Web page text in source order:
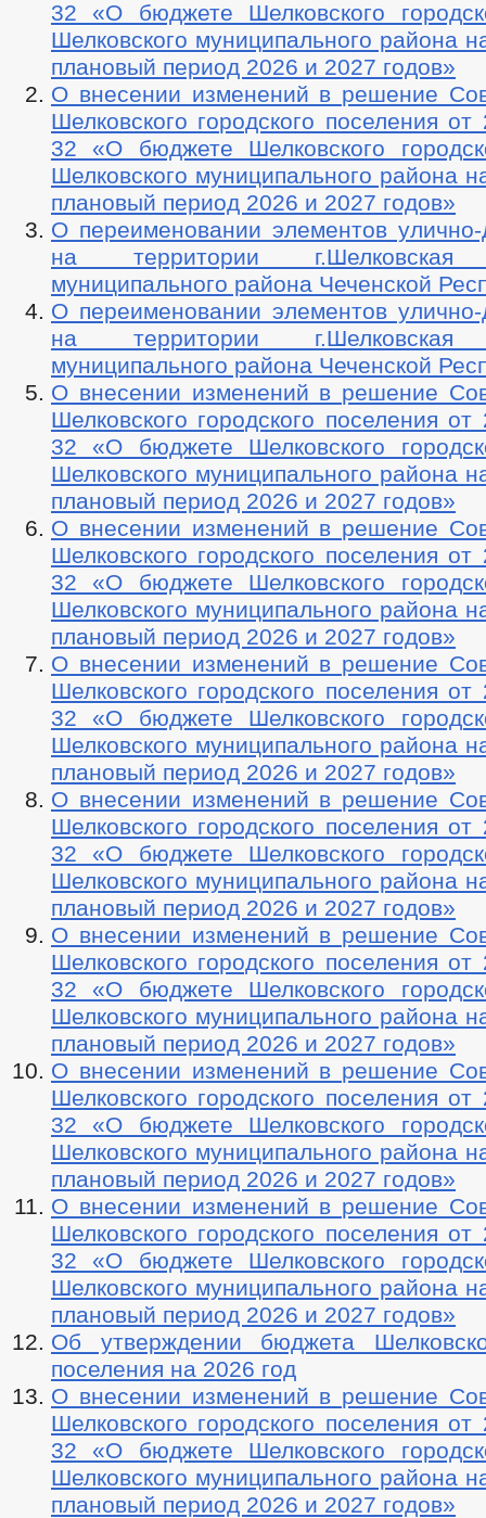
32 «О бюджете Шелковского
Шелковского муниципального района
плановый период 2026 и 2027 годов»
О внесении изменений в решение
Шелковского городского поселения
32 «О бюджете Шелковского
Шелковского муниципального района
плановый период 2026 и 2027 годов»
О переименовании элементов
на территории г.Шелковская
муниципального района Чеченской
О переименовании элементов
на территории г.Шелковская
муниципального района Чеченской
О внесении изменений в решение
Шелковского городского поселения
32 «О бюджете Шелковского
Шелковского муниципального района
плановый период 2026 и 2027 годов»
О внесении изменений в решение
Шелковского городского поселения
32 «О бюджете Шелковского
Шелковского муниципального района
плановый период 2026 и 2027 годов»
О внесении изменений в решение
Шелковского городского поселения
32 «О бюджете Шелковского
Шелковского муниципального района
плановый период 2026 и 2027 годов»
О внесении изменений в решение
Шелковского городского поселения
32 «О бюджете Шелковского
Шелковского муниципального района
плановый период 2026 и 2027 годов»
О внесении изменений в решение
Шелковского городского поселения
32 «О бюджете Шелковского
Шелковского муниципального района
плановый период 2026 и 2027 годов»
О внесении изменений в решение
Шелковского городского поселения
32 «О бюджете Шелковского
Шелковского муниципального района
плановый период 2026 и 2027 годов»
О внесении изменений в решение
Шелковского городского поселения
32 «О бюджете Шелковского
Шелковского муниципального района
плановый период 2026 и 2027 годов»
Об утверждении бюджета
поселения на 2026 год
О внесении изменений в решение
Шелковского городского поселения
32 «О бюджете Шелковского
Шелковского муниципального района
плановый период 2026 и 2027 годов»